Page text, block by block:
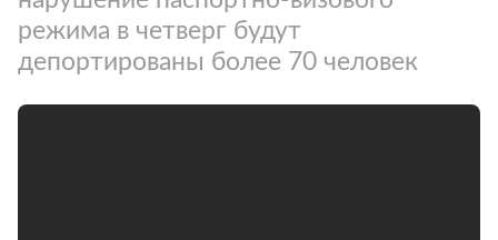
режима в четверг будут
депортированы более 70 человек